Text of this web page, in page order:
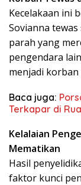
Kecelakaan ini
Sovianna
parah yang
pengendara
menjadi
Baca juga:
Terkapar di
Kelalaian
Mematikan
Hasil
faktor kunci